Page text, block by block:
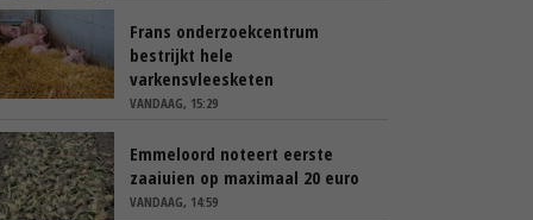
Frans onderzoekcentrum
bestrijkt hele
varkensvleesketen
VANDAAG, 15:29
Emmeloord noteert eerste
zaaiuien op maximaal 20 euro
VANDAAG, 14:59